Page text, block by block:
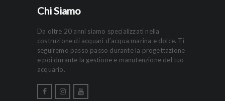
Chi Siamo
Da oltre 20 anni siamo specializzati nella
costruzione di acquari d’acqua marina e dolce. Ti
seguiremo passo passo durante la progettazione
e poi durante la gestione e manutenzione del tuo
acquario.